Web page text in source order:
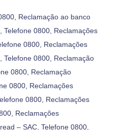
Reclamação ao banco
Telefone 0800, Reclamações
0800, Reclamações
Telefone 0800, Reclamação
0800, Reclamação
0800, Reclamações
0800, Reclamações
Reclamações
– SAC, Telefone 0800,